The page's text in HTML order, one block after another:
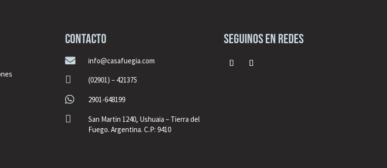
CONTACTO
 info@casafuegia.com
 (02901) – 421375
 2901-648199

San Martin 1240, Ushuaia – Tierra del
Fuego. Argentina. C.P: 9410
seguinos en redes